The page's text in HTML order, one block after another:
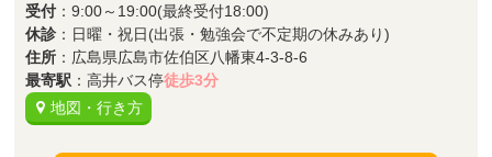
受付 ：9:00～19:00(最終受付18:00)
休診 ：日曜・祝日(出張・勉強会で不定期の休みあり)
住所 ：広島県広島市佐伯区八幡東4-3-8-6
最寄駅 ：高井バス停徒歩3分
地図・行き方